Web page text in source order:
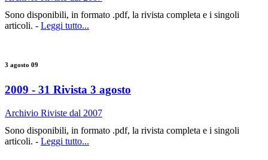
Sono disponibili, in formato .pdf, la rivista completa e i singoli
articoli. - Leggi tutto...
3 agosto 09
2009 - 31 Rivista 3 agosto
Archivio Riviste dal 2007
Sono disponibili, in formato .pdf, la rivista completa e i singoli
articoli. - Leggi tutto...